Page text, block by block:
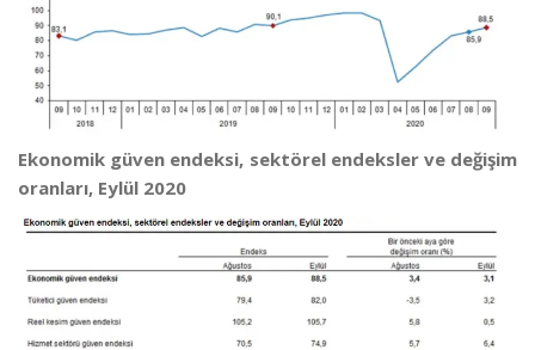
Ekonomik güven endeksi, sektörel endeksler ve değişim
oranları, Eylül 2020